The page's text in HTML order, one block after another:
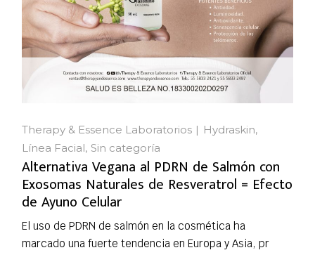
Therapy & Essence Laboratorios
Hydraskin
Línea Facial Sin categoría
Alternativa Vegana al PDRN de Salmón con
Exosomas Naturales de Resveratrol = Efecto
de Ayuno Celular
El uso de PDRN de salmón en la cosmética ha
marcado una fuerte tendencia en Europa y Asia, pr